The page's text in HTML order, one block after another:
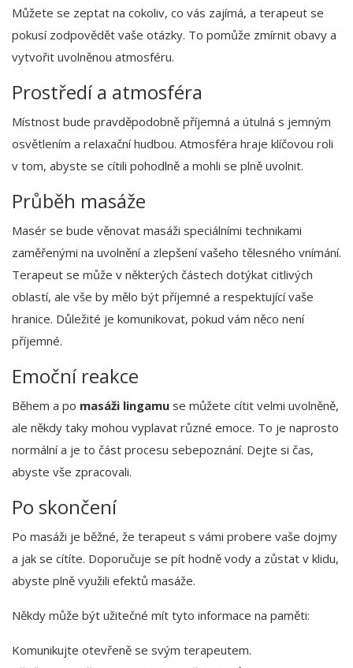
Můžete se zeptat na cokoliv, co vás zajímá, a terapeut se
pokusí zodpovědět vaše otázky. To pomůže zmírnit obavy a
vytvořit uvolněnou atmosféru.
Prostředí a atmosféra
Místnost bude pravděpodobně příjemná a útulná s jemným
osvětlením a relaxační hudbou. Atmosféra hraje klíčovou roli
v tom, abyste se cítili pohodlně a mohli se plně uvolnit.
Průběh masáže
Masér se bude věnovat masáži speciálními technikami
zaměřenými na uvolnění a zlepšení vašeho tělesného vnímání.
Terapeut se může v některých částech dotýkat citlivých
oblastí, ale vše by mělo být příjemné a respektující vaše
hranice. Důležité je komunikovat, pokud vám něco není
příjemné.
Emoční reakce
Během a po masáži lingamu se můžete cítit velmi uvolněně,
ale někdy taky mohou vyplavat různé emoce. To je naprosto
normální a je to část procesu sebepoznání. Dejte si čas,
abyste vše zpracovali.
Po skončení
Po masáži je běžné, že terapeut s vámi probere vaše dojmy
a jak se cítíte. Doporučuje se pít hodně vody a zůstat v klidu,
abyste plně využili efektů masáže.
Někdy může být užitečné mít tyto informace na paměti:
Komunikujte otevřeně se svým terapeutem.